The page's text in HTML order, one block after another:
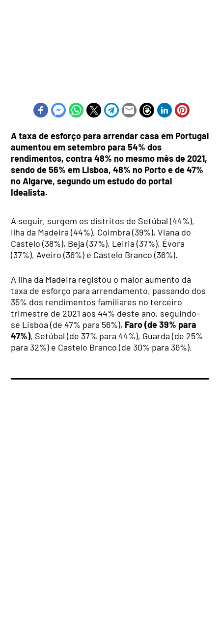
A taxa de esforço para arrendar casa em Portugal
aumentou em setembro para 54% dos
rendimentos, contra 48% no mesmo mês de 2021,
sendo de 56% em Lisboa, 48% no Porto e de 47%
no Algarve, segundo um estudo do portal
Idealista.
A seguir, surgem os distritos de Setúbal (44%),
ilha da Madeira (44%), Coimbra (39%), Viana do
Castelo (38%), Beja (37%), Leiria (37%), Évora
(37%), Aveiro (36%) e Castelo Branco (36%).
A ilha da Madeira registou o maior aumento da
taxa de esforço para arrendamento, passando dos
35% dos rendimentos familiares no terceiro
trimestre de 2021 aos 44% deste ano, seguindo-
se Lisboa (de 47% para 56%), Faro (de 39% para
47%), Setúbal (de 37% para 44%), Guarda (de 25%
para 32%) e Castelo Branco (de 30% para 36%).